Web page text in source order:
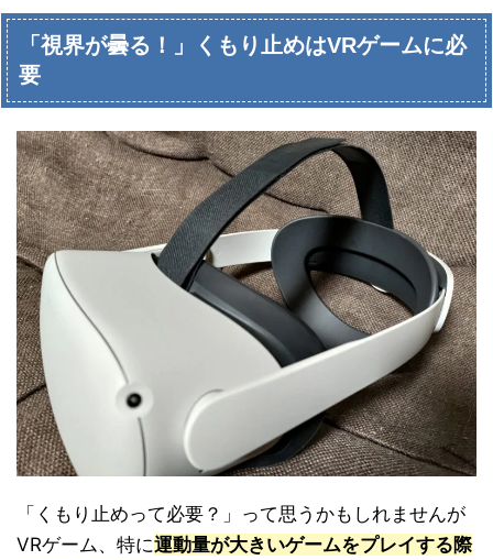
「視界が曇る！」くもり止めはVRゲームに必
要
「くもり止めって必要？」って思うかもしれませんが
VRゲーム、特に運動量が大きいゲームをプレイする際